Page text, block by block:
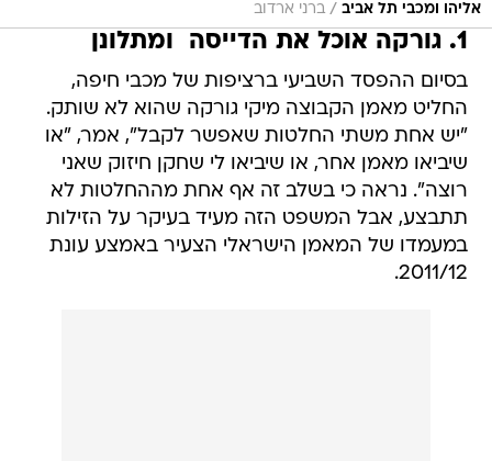
אליהו ומכבי תל אביב / ברני ארדוב
1. גורקה אוכל את הדייסה  ומתלונן
בסיום ההפסד השביעי ברציפות של מכבי חיפה,
החליט מאמן הקבוצה מיקי גורקה שהוא לא שותק.
"יש אחת משתי החלטות שאפשר לקבל", אמר, "או
שיביאו מאמן אחר, או שיביאו לי שחקן חיזוק שאני
רוצה". נראה כי בשלב זה אף אחת מההחלטות לא
תתבצע, אבל המשפט הזה מעיד בעיקר על הזילות
במעמדו של המאמן הישראלי הצעיר באמצע עונת
2011/12.